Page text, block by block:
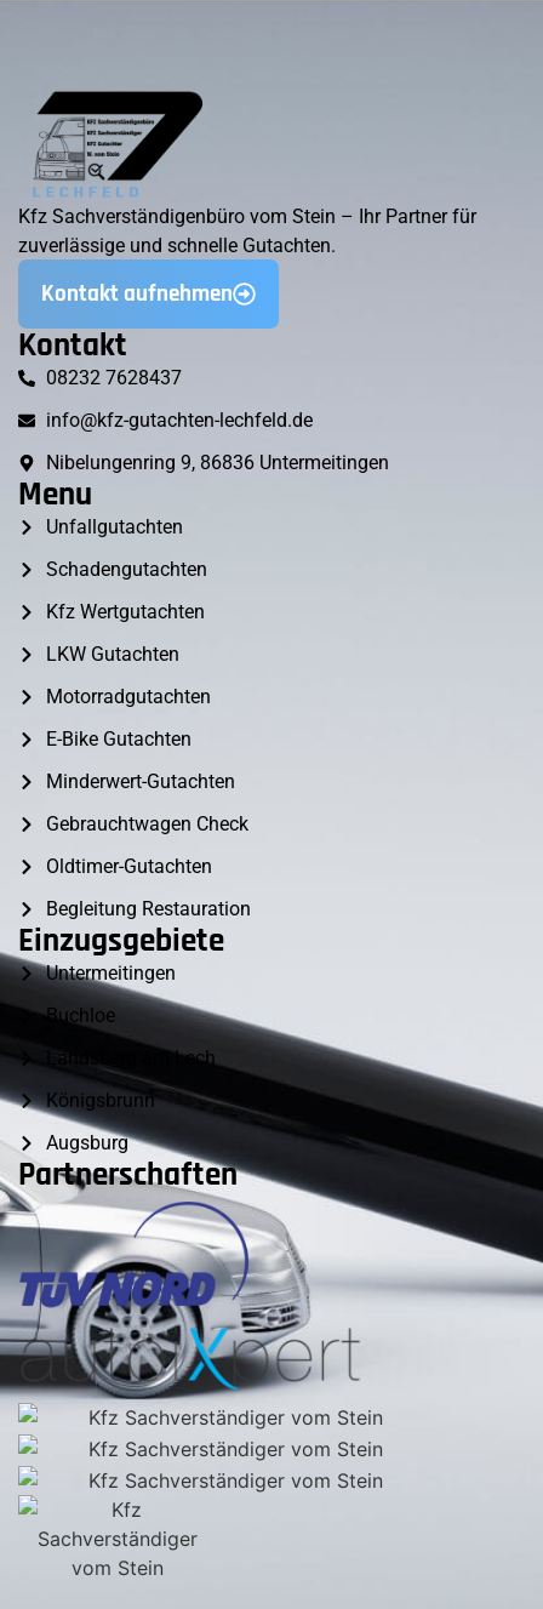
Kfz Sachverständigenbüro vom Stein – Ihr Partner für
zuverlässige und schnelle Gutachten.
Kontakt aufnehmen
Kontakt
08232 7628437
info@kfz-gutachten-lechfeld.de
Nibelungenring 9, 86836 Untermeitingen
Menu
Unfallgutachten
Schadengutachten
Kfz Wertgutachten
LKW Gutachten
Motorradgutachten
E-Bike Gutachten
Minderwert-Gutachten
Gebrauchtwagen Check
Oldtimer-Gutachten
Begleitung Restauration
Einzugsgebiete
Untermeitingen
Buchloe
Landsberg am Lech
Königsbrunn
Augsburg
Partnerschaften